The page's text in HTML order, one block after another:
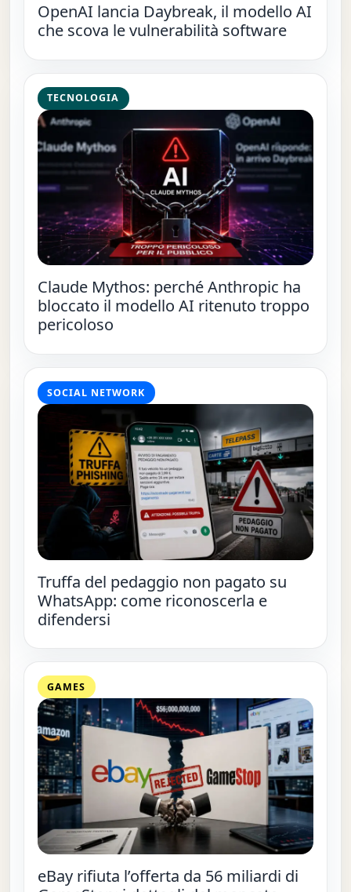
OpenAI lancia Daybreak, il modello AI
che scova le vulnerabilità software
TECNOLOGIA
Claude Mythos: perché Anthropic ha
bloccato il modello AI ritenuto troppo
pericoloso
SOCIAL NETWORK
Truffa del pedaggio non pagato su
WhatsApp: come riconoscerla e
difendersi
GAMES
eBay rifiuta l’offerta da 56 miliardi di